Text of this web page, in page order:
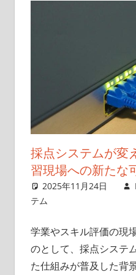
う！
採点システムが変
習現場への新たな
2025年11月24日
テム
学業やスキル評価の現
のとして、採点システ
た仕組みが普及した背